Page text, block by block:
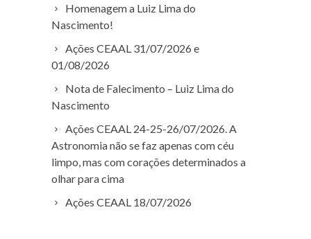
Homenagem a Luiz Lima do
Nascimento!
Ações CEAAL 31/07/2026 e
01/08/2026
Nota de Falecimento – Luiz Lima do
Nascimento
Ações CEAAL 24-25-26/07/2026. A
Astronomia não se faz apenas com céu
limpo, mas com corações determinados a
olhar para cima
Ações CEAAL 18/07/2026